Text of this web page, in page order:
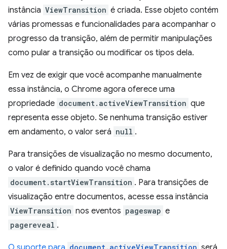
instância ViewTransition é criada. Esse objeto contém
várias promessas e funcionalidades para acompanhar o
progresso da transição, além de permitir manipulações
como pular a transição ou modificar os tipos dela.
Em vez de exigir que você acompanhe manualmente
essa instância, o Chrome agora oferece uma
propriedade document.activeViewTransition que
representa esse objeto. Se nenhuma transição estiver
em andamento, o valor será null .
Para transições de visualização no mesmo documento,
o valor é definido quando você chama
document.startViewTransition . Para transições de
visualização entre documentos, acesse essa instância
ViewTransition nos eventos pageswap e
pagereveal .